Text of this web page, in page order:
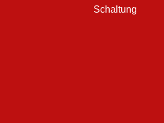
Schaltung